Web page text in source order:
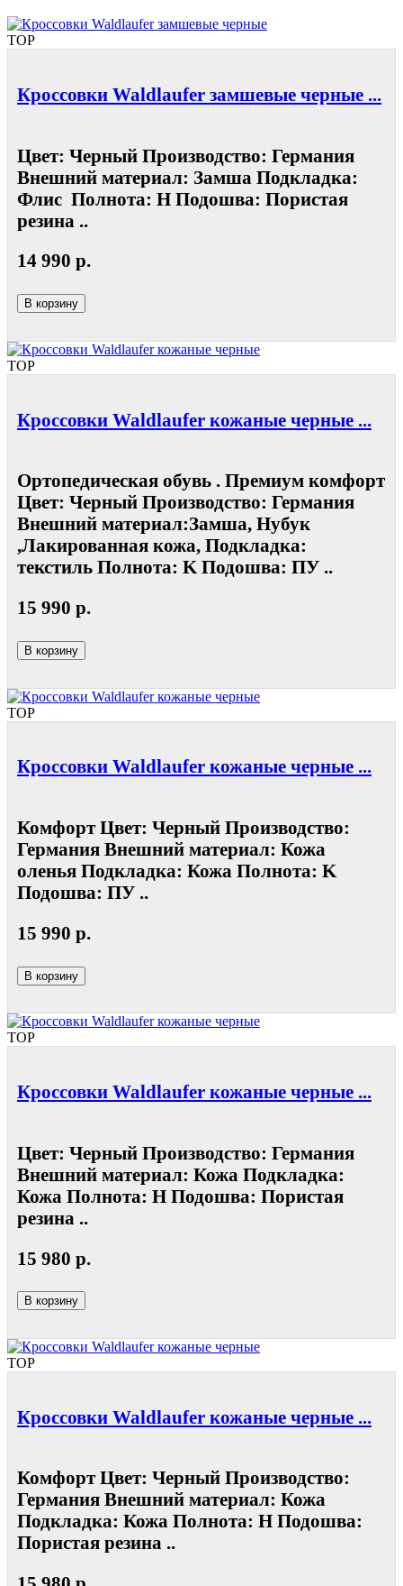
TOP
Кроссовки Waldlaufer замшевые черные ...
Цвет: Черный Производство: Германия
Внешний материал: Замша Подкладка:
Флис Полнота: Н Подошва: Пористая
резина ..
14 990 р.
В корзину
TOP
Кроссовки Waldlaufer кожаные черные ...
Ортопедическая обувь . Премиум комфорт
Цвет: Черный Производство: Германия
Внешний материал:Замша, Нубук
,Лакированная кожа, Подкладка:
текстиль Полнота: K Подошва: ПУ ..
15 990 р.
В корзину
TOP
Кроссовки Waldlaufer кожаные черные ...
Комфорт Цвет: Черный Производство:
Германия Внешний материал: Кожа
оленья Подкладка: Кожа Полнота: K
Подошва: ПУ ..
15 990 р.
В корзину
TOP
Кроссовки Waldlaufer кожаные черные ...
Цвет: Черный Производство: Германия
Внешний материал: Кожа Подкладка:
Кожа Полнота: Н Подошва: Пористая
резина ..
15 980 р.
В корзину
TOP
Кроссовки Waldlaufer кожаные черные ...
Комфорт Цвет: Черный Производство:
Германия Внешний материал: Кожа
Подкладка: Кожа Полнота: Н Подошва:
Пористая резина ..